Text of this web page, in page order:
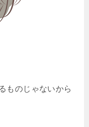
ものじゃないから